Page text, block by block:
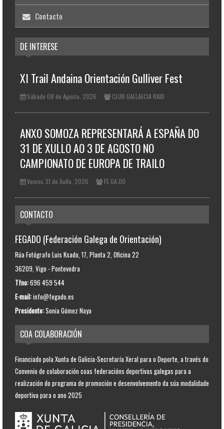
Contacto
DE INTERESE
XI Trail Andaina Orientación Gulliver Fest
Sábado 08 de Agosto, 2026 CLUB GALLAECIA RAID
ANXO SOMOZA REPRESENTARÁ A ESPAÑA DO
31 DE XULLO AO 3 DE AGOSTO NO
CAMPIONATO DE EUROPA DE TRAILO
Venres 31 de Xullo, 2026 FE.GA.DO
CONTACTO
FEGADO (Federación Galega de Orientación)
Rúa Fotógrafo Luis Ksado, 17, Planta 2, Oficina 22
36209, Vigo - Pontevedra
Tfno:696 459 544
E-mail:info@fegado.es
Presidente:Sonia Gómez Naya
COA COLABORACIÓN
Financiado pola Xunta de Galicia-Secretaría Xeral para o Deporte, a través do
Convenio de colaboración coas federacións deportivas galegas para a
realización do programa de promoción e desenvolvemento da súa modalidade
deportiva para o ano 2025